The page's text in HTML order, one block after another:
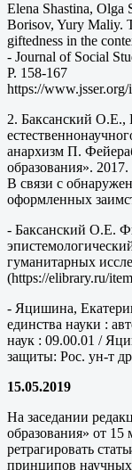
Elena Shastina, Olga
Borisov, Yury Maliy.
giftedness in the
- Journal of Social
P. 158-167
https://
2. Баксанский
анархизм П.
образования».
В связи с
оформленных
- Баксанский О.Е.
гуманитарных
(https://elibrary.ru/
- Яцишина,
единства науки :
наук : 09.00.01 /
защиты: Рос. ун-т
15.05.2019
На заседании
образования» от
ретрагировать
принципов